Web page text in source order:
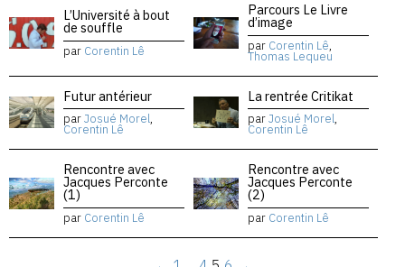
L’Université à bout
de souffle
par Corentin Lê
Parcours Le Livre
d’image
par Corentin Lê,
Thomas Lequeu
Futur antérieur
parJosué Morel,
Corentin Lê
La rentrée Critikat
parJosué Morel,
Corentin Lê
Rencontre avec
Jacques Perconte
(1)
par Corentin Lê
Rencontre avec
Jacques Perconte
(2)
par Corentin Lê